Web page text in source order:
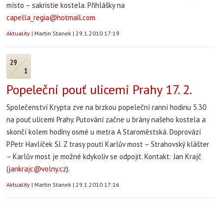
místo – sakristie kostela. Přihlášky na
capella_regia@hotmail.com
Aktuality | Martin Stanek | 29.1.2010 17:19
29
1
Popeleční pouť ulicemi Prahy 17. 2.
Společenství Krypta zve na brzkou popeleční ranní hodinu 5.30
na pouť ulicemi Prahy. Putování začne u brány našeho kostela a
skončí kolem hodiny osmé u metra A Staroměstská. Doprovází
P.Petr Havlíček SJ. Z trasy pouti Karlův most – Strahovský klášter
– Karlův most je možné kdykoliv se odpojit. Kontakt: Jan Krajč
(jankrajc@volny.cz).
Aktuality | Martin Stanek | 29.1.2010 17:16